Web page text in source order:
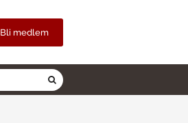
Bli medlem